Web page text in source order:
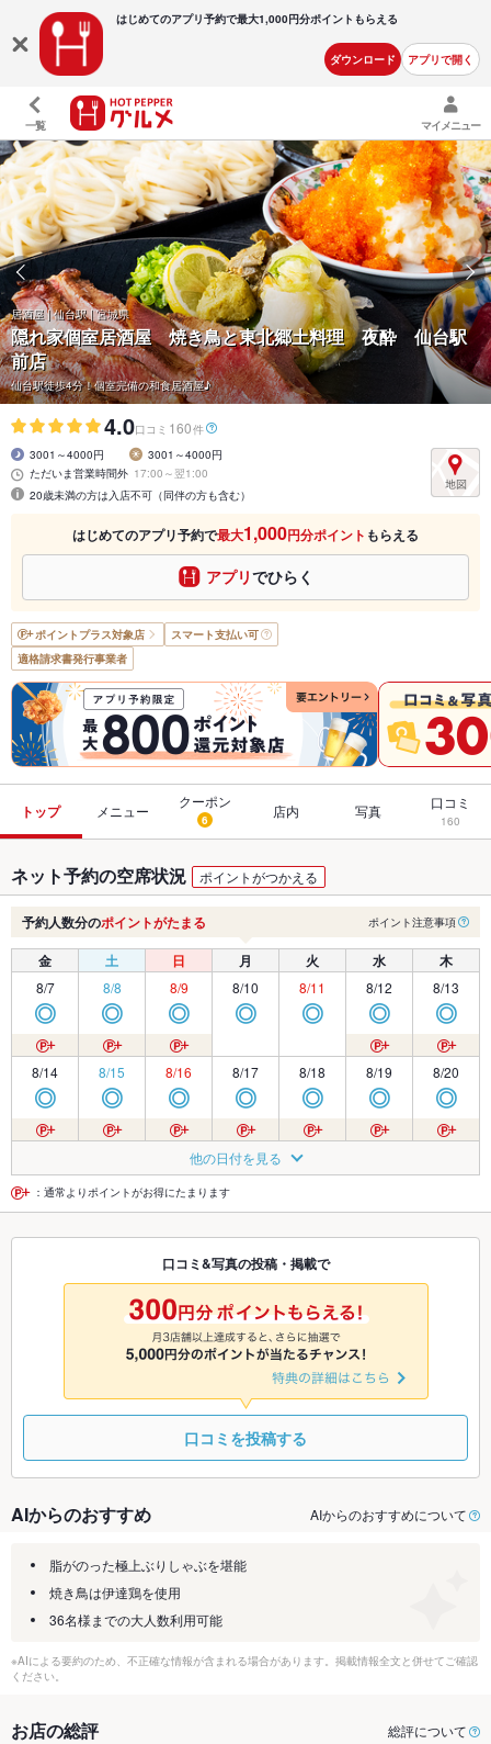
はじめてのアプリ予約で最大1,000円分ポイントもらえる
ダウンロード アプリで開く
一覧 マイメニュー
居酒屋 | 仙台駅 | 宮城県
隠れ家個室居酒屋 焼き鳥と東北郷土料理 夜酔 仙台駅
前店
仙台駅徒歩4分！個室完備の和食居酒屋♪
4.0口コミ 160件
3001～4000円
3001～4000円
ただいま営業時間外 17:00～翌1:00
20歳未満の方は入店不可（同伴の方も含む）
はじめてのアプリ予約で最大1,000円分ポイント もらえる
アプリでひらく
ポイントプラス対象店
スマート支払い可
適格請求書発行事業者
トップ メニュー
クーポン
6 店内 写真 口コミ
160
ネット予約の空席状況 ポイントがつかえる
予約人数分のポイントがたまる ポイント注意事項
金 土 日 月 火 水 木
8/7
◎
8/8
◎
8/9
◎
8/10
◎
8/11
◎
8/12
◎
8/13
◎
8/14
◎
8/15
◎
8/16
◎
8/17
◎
8/18
◎
8/19
◎
8/20
◎
◎ ◎
8/23
◎
8/24
◎
8/25
◎ ◎ ◎
8/28 8/29 8/30
◎
8/31
◎
9/1
◎
9/2 9/3
9/6
◎
9/7
◎
9/8
◎
他の日付を見る
：通常よりポイントがお得にたまります
口コミ&写真の投稿・掲載で
口コミを投稿する
AIからのおすすめ AIからのおすすめについて
脂がのった極上ぶりしゃぶを堪能
焼き鳥は伊達鶏を使用
36名様までの大人数利用可能
※AIによる要約のため、不正確な情報が含まれる場合があります。掲載情報全文と併せてご確認
ください。
お店の総評 総評について